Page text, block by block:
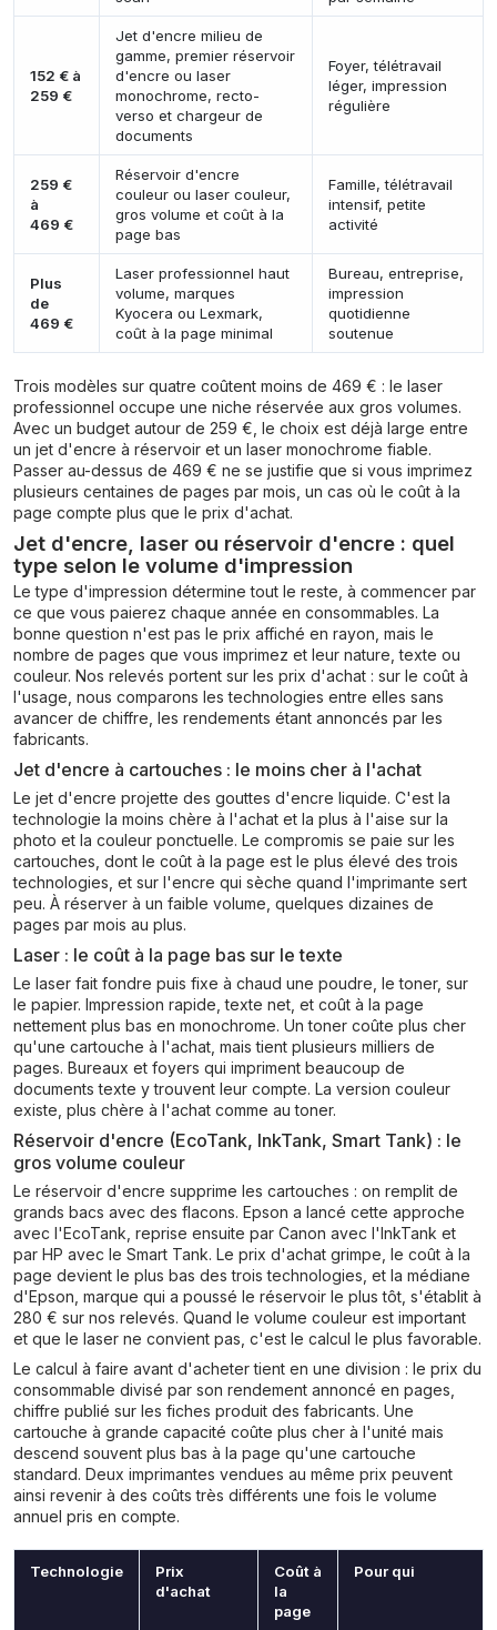
152 € à
259 €
Jet d'encre milieu de
gamme, premier réservoir
d'encre ou laser
monochrome, recto-
verso et chargeur de
documents
Foyer, télétravail
léger, impression
régulière
259 €
à
469 €
Réservoir d'encre
couleur ou laser couleur,
gros volume et coût à la
page bas
Famille, télétravail
intensif, petite
activité
Plus
de
469 €
Laser professionnel haut
volume, marques
Kyocera ou Lexmark,
coût à la page minimal
Bureau, entreprise,
impression
quotidienne
soutenue
Trois modèles sur quatre coûtent moins de 469 € : le laser
professionnel occupe une niche réservée aux gros volumes.
Avec un budget autour de 259 €, le choix est déjà large entre
un jet d'encre à réservoir et un laser monochrome fiable.
Passer au-dessus de 469 € ne se justifie que si vous imprimez
plusieurs centaines de pages par mois, un cas où le coût à la
page compte plus que le prix d'achat.
Jet d'encre, laser ou réservoir d'encre : quel
type selon le volume d'impression
Le type d'impression détermine tout le reste, à commencer par
ce que vous paierez chaque année en consommables. La
bonne question n'est pas le prix affiché en rayon, mais le
nombre de pages que vous imprimez et leur nature, texte ou
couleur. Nos relevés portent sur les prix d'achat : sur le coût à
l'usage, nous comparons les technologies entre elles sans
avancer de chiffre, les rendements étant annoncés par les
fabricants.
Jet d'encre à cartouches : le moins cher à l'achat
Le jet d'encre projette des gouttes d'encre liquide. C'est la
technologie la moins chère à l'achat et la plus à l'aise sur la
photo et la couleur ponctuelle. Le compromis se paie sur les
cartouches, dont le coût à la page est le plus élevé des trois
technologies, et sur l'encre qui sèche quand l'imprimante sert
peu. À réserver à un faible volume, quelques dizaines de
pages par mois au plus.
Laser : le coût à la page bas sur le texte
Le laser fait fondre puis fixe à chaud une poudre, le toner, sur
le papier. Impression rapide, texte net, et coût à la page
nettement plus bas en monochrome. Un toner coûte plus cher
qu'une cartouche à l'achat, mais tient plusieurs milliers de
pages. Bureaux et foyers qui impriment beaucoup de
documents texte y trouvent leur compte. La version couleur
existe, plus chère à l'achat comme au toner.
Réservoir d'encre (EcoTank, InkTank, Smart Tank) : le
gros volume couleur
Le réservoir d'encre supprime les cartouches : on remplit de
grands bacs avec des flacons. Epson a lancé cette approche
avec l'EcoTank, reprise ensuite par Canon avec l'InkTank et
par HP avec le Smart Tank. Le prix d'achat grimpe, le coût à la
page devient le plus bas des trois technologies, et la médiane
d'Epson, marque qui a poussé le réservoir le plus tôt, s'établit à
280 € sur nos relevés. Quand le volume couleur est important
et que le laser ne convient pas, c'est le calcul le plus favorable.
Le calcul à faire avant d'acheter tient en une division : le prix du
consommable divisé par son rendement annoncé en pages,
chiffre publié sur les fiches produit des fabricants. Une
cartouche à grande capacité coûte plus cher à l'unité mais
descend souvent plus bas à la page qu'une cartouche
standard. Deux imprimantes vendues au même prix peuvent
ainsi revenir à des coûts très différents une fois le volume
annuel pris en compte.
Technologie
Prix
d'achat
Coût à
la
page
Pour qui